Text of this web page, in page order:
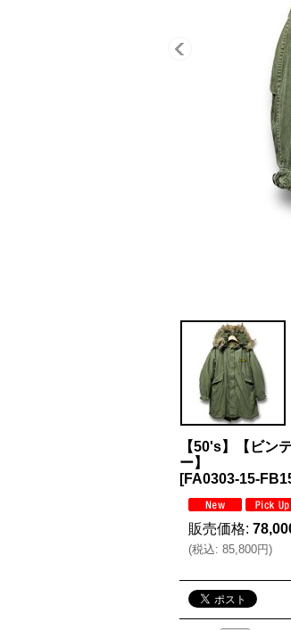
【50's】【ビン
ー】
[FA0303-15-
販売価格:
(税込: 85,800円)